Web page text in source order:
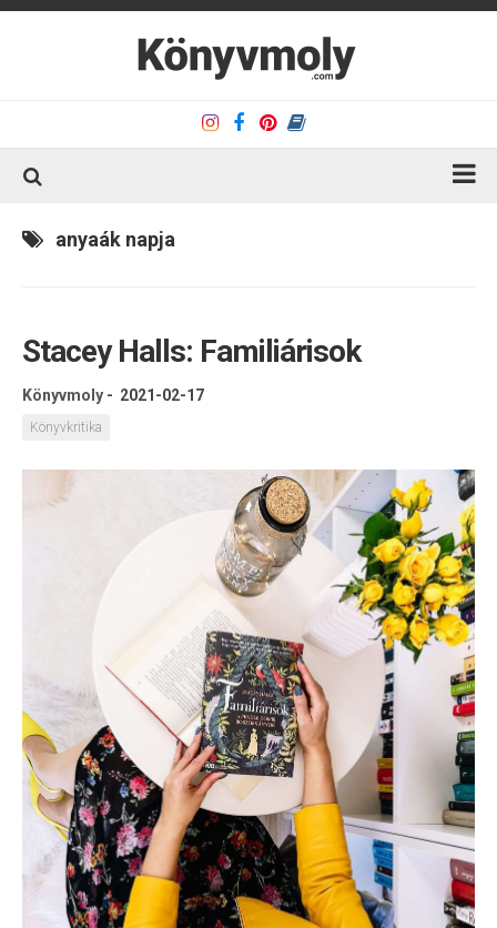
Kapcsolat
Olvasó sarok
Könyveim
Rólam
anyaák napja
Stacey Halls: Familiárisok
Könyvmoly - 2021-02-17
Könyvkritika